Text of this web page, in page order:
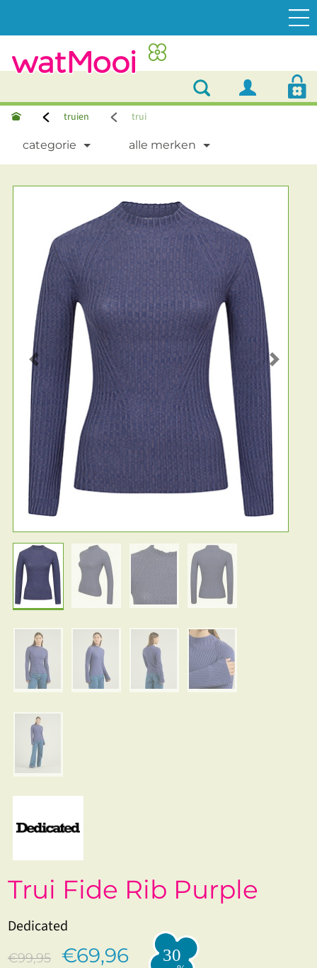
truien trui
categorie alle merken
Previous Next
Trui Fide Rib Purple
Dedicated
€99,95 €69,96